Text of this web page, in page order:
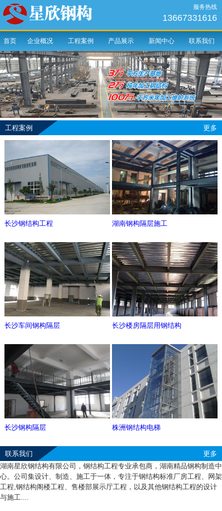
服务热线
13667331616
首页 企业概况 工程案例 产品展示 新闻中心 联系我们
工程案例 更多
长沙钢结构工程 湖南钢构隔层施工
长沙车间钢构隔层 长沙楼房隔层用钢结构
长沙钢构隔层 株洲钢结构电梯
联系我们
更多
湖南星欣钢结构有限公司，钢结构工程专业承包商，湖南精品钢构制造中
心。公司集设计、制造、施工于一体，专注于钢结构标准厂房工程、网架
工程,钢结构阁楼工程、售楼部展示厅工程，以及其他钢结构工程的设计
与施工....